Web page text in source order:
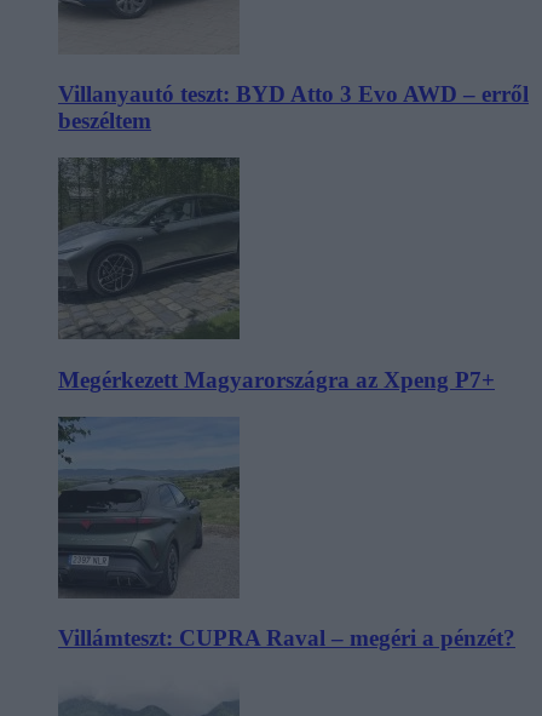
Villanyautó teszt: BYD Atto 3 Evo AWD – erről
beszéltem
Megérkezett Magyarországra az Xpeng P7+
Villámteszt: CUPRA Raval – megéri a pénzét?